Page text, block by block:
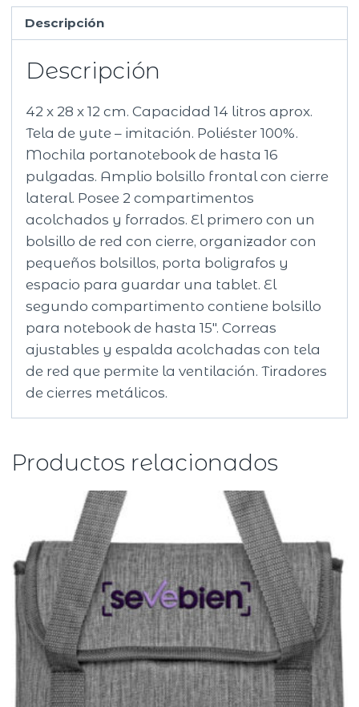
Descripción
Descripción
42 x 28 x 12 cm. Capacidad 14 litros aprox.
Tela de yute – imitación. Poliéster 100%.
Mochila portanotebook de hasta 16
pulgadas. Amplio bolsillo frontal con cierre
lateral. Posee 2 compartimentos
acolchados y forrados. El primero con un
bolsillo de red con cierre, organizador con
pequeños bolsillos, porta boligrafos y
espacio para guardar una tablet. El
segundo compartimento contiene bolsillo
para notebook de hasta 15″. Correas
ajustables y espalda acolchadas con tela
de red que permite la ventilación. Tiradores
de cierres metálicos.
Productos relacionados